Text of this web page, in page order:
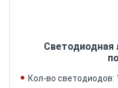
Светодиодная
Кол-во светодиодов: